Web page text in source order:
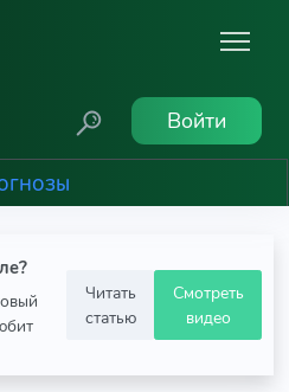
Войти
Читать
статью
Смотреть
видео